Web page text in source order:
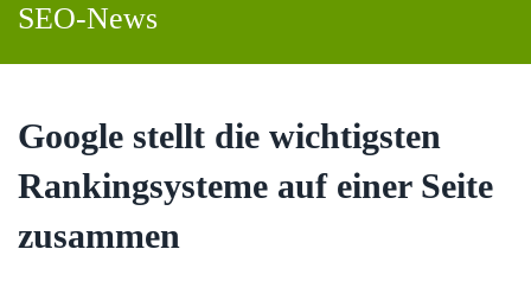
SEO-News
Google stellt die wichtigsten
Rankingsysteme auf einer Seite
zusammen